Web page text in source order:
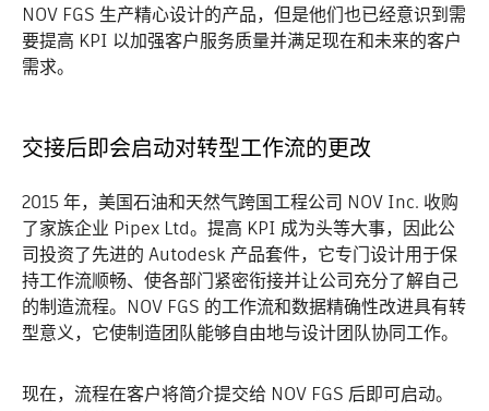
NOV FGS 生产精心设计的产品，但是他们也已经意识到需
要提高 KPI 以加强客户服务质量并满足现在和未来的客户
需求。
交接后即会启动对转型工作流的更改
2015 年，美国石油和天然气跨国工程公司 NOV Inc. 收购
了家族企业 Pipex Ltd。提高 KPI 成为头等大事，因此公
司投资了先进的 Autodesk 产品套件，它专门设计用于保
持工作流顺畅、使各部门紧密衔接并让公司充分了解自己
的制造流程。NOV FGS 的工作流和数据精确性改进具有转
型意义，它使制造团队能够自由地与设计团队协同工作。
现在，流程在客户将简介提交给 NOV FGS 后即可启动。